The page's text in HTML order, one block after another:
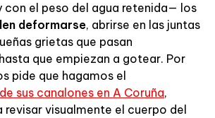
con el peso del agua retenida— los
deformarse, abrirse en las juntas
grietas que pasan
que empiezan a gotear. Por
pide que hagamos el
sus canalones en A Coruña,
revisar visualmente el cuerpo del